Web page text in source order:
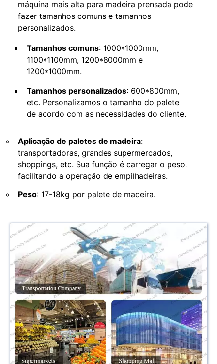
máquina mais alta para madeira prensada pode
fazer tamanhos comuns e tamanhos
personalizados.
Tamanhos comuns: 1000*1000mm,
1100*1100mm, 1200*8000mm e
1200*1000mm.
Tamanhos personalizados: 600*800mm,
etc. Personalizamos o tamanho do palete
de acordo com as necessidades do cliente.
Aplicação de paletes de madeira:
transportadoras, grandes supermercados,
shoppings, etc. Sua função é carregar o peso,
facilitando a operação de empilhadeiras.
Peso: 17-18kg por palete de madeira.